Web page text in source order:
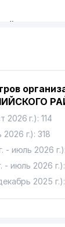
ООО
2026 г.): 114
г.): 318
- июль 2026
- июль 2026
2025